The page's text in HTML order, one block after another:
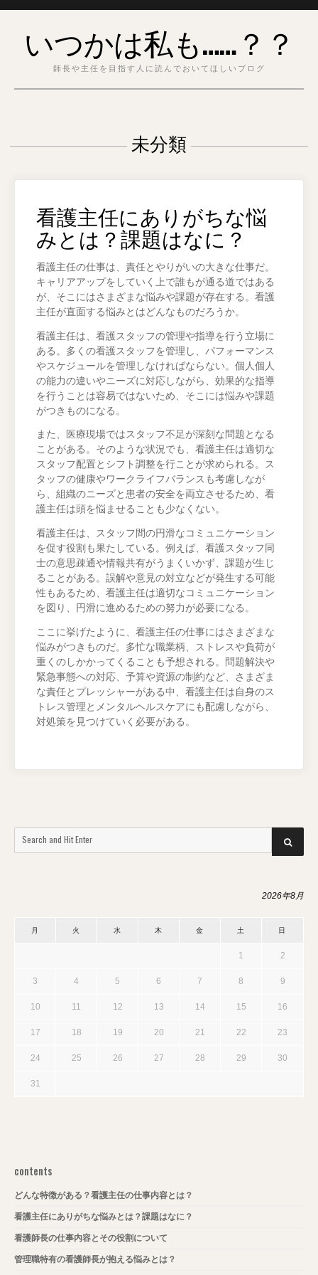
いつかは私も……？？
師長や主任を目指す人に読んでおいてほしいブログ
未分類
看護主任にありがちな悩
みとは？課題はなに？
看護主任の仕事は、責任とやりがいの大きな仕事だ。
キャリアアップをしていく上で誰もが通る道ではある
が、そこにはさまざまな悩みや課題が存在する。看護
主任が直面する悩みとはどんなものだろうか。
看護主任は、看護スタッフの管理や指導を行う立場に
ある。多くの看護スタッフを管理し、パフォーマンス
やスケジュールを管理しなければならない。個人個人
の能力の違いやニーズに対応しながら、効果的な指導
を行うことは容易ではないため、そこには悩みや課題
がつきものになる。
また、医療現場ではスタッフ不足が深刻な問題となる
ことがある。そのような状況でも、看護主任は適切な
スタッフ配置とシフト調整を行ことが求められる。ス
タッフの健康やワークライフバランスも考慮しなが
ら、組織のニーズと患者の安全を両立させるため、看
護主任は頭を悩ませることも少なくない。
看護主任は、スタッフ間の円滑なコミュニケーション
を促す役割も果たしている。例えば、看護スタッフ同
士の意思疎通や情報共有がうまくいかず、課題が生じ
ることがある。誤解や意見の対立などが発生する可能
性もあるため、看護主任は適切なコミュニケーション
を図り、円滑に進めるための努力が必要になる。
ここに挙げたように、看護主任の仕事にはさまざまな
悩みがつきものだ。多忙な職業柄、ストレスや負荷が
重くのしかかってくることも予想される。問題解決や
緊急事態への対応、予算や資源の制約など、さまざま
な責任とプレッシャーがある中、看護主任は自身のス
トレス管理とメンタルヘルスケアにも配慮しながら、
対処策を見つけていく必要がある。
SEARCH
2026年8月
月 火 水 木 金 土 日
1 2
3 4 5 6 7 8 9
10 11 12 13 14 15 16
17 18 19 20 21 22 23
24 25 26 27 28 29 30
31
contents
どんな特徴がある？看護主任の仕事内容とは？
看護主任にありがちな悩みとは？課題はなに？
看護師長の仕事内容とその役割について
管理職特有の看護師長が抱える悩みとは？